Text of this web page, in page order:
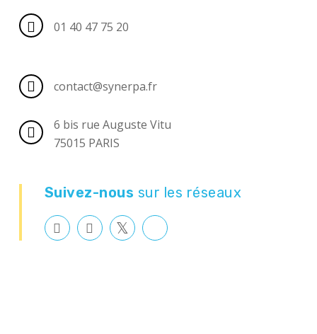
01 40 47 75 20
contact@synerpa.fr
6 bis rue Auguste Vitu
75015 PARIS
Suivez-nous sur les réseaux